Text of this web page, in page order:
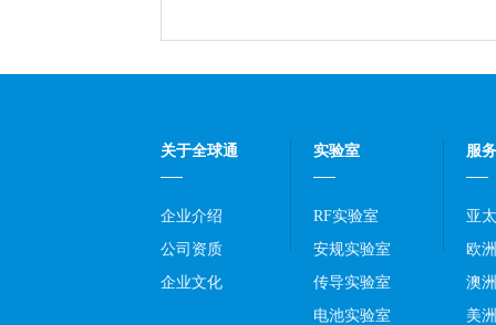
关于全球通
企业介绍
公司资质
企业文化
实验室
RF实验室
安规实验室
传导实验室
电池实验室
服
亚
欧洲
澳洲
美洲